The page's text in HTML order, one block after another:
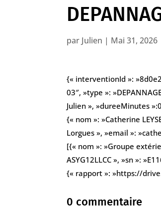
par Julien | Mai 31, 2026
{« interventionId »:
03″, »type »:
Julien », »dureeMinutes
{« nom »: »Catherine
Lorgues », »email »:
[{« nom »: »Groupe
ASYG12LLCC », »sn »:
{« rapport »: »https://
0 commentaire